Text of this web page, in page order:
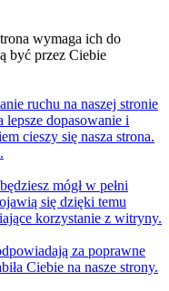
wymaga ich do
być przez Ciebie
ruchu na naszej stronie
lepsze dopasowanie i
cieszy się nasza strona.
mógł w pełni
się dzięki temu
korzystanie z witryny.
za poprawne
Ciebie na nasze strony.